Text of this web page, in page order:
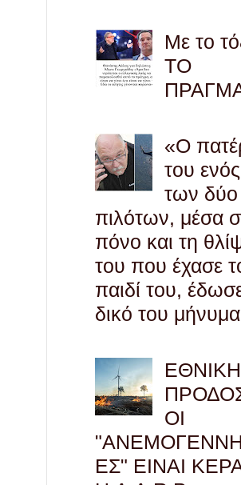
Με το
ΤΟ
«Ο
του
των δύο
πιλότων, μέσα
πόνο και τη
του που έχασε
παιδί του,
δικό του μήνυμα
ΕΘΝΙΚΗ
ΟΙ
ΕΣ" ΕΙΝΑΙ